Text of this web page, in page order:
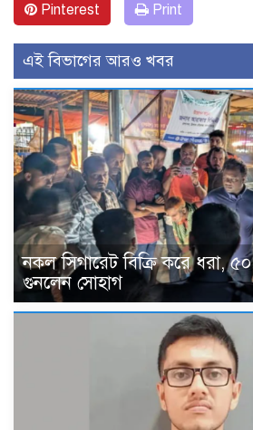
Pinterest Print
এই বিভাগের আরও খবর
নকল সিগারেট বিক্রি করে ধরা, ৫০
গুনলেন সোহাগ